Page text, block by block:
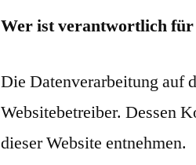
Wer ist verantwortlich für
Die Datenverarbeitung auf
Websitebetreiber. Dessen
dieser Website entnehmen.